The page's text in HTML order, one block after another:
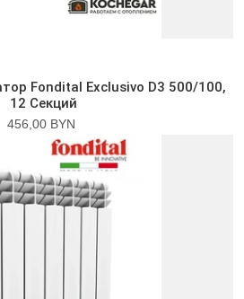
Fondital Exclusivo D3 500/100,
12 Секций
456,00 BYN